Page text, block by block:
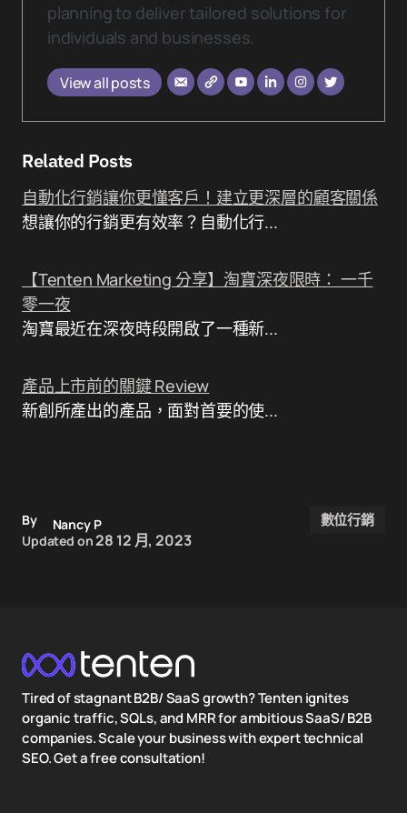
planning to deliver tailored solutions for
individuals and businesses.
View all posts
Related Posts
自動化行銷讓你更懂客戶！建立更深層的顧客關係
想讓你的行銷更有效率？自動化行...
【Tenten Marketing 分享】淘寶深夜限時： 一千
零一夜
淘寶最近在深夜時段開啟了一種新...
產品上市前的關鍵 Review
新創所產出的產品，面對首要的使...
By
Nancy P
Updated on28 12 月, 2023
數位行銷
Tired of stagnant B2B/ SaaS growth? Tenten ignites
organic traffic, SQLs, and MRR for ambitious SaaS/ B2B
companies. Scale your business with expert technical
SEO. Get a free consultation!